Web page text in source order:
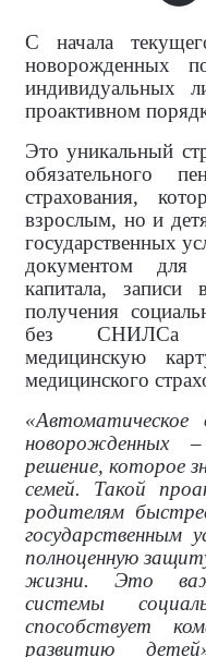
С начала
новорожденных
индивидуальных
проактивном
Это уникальный
обязательного
страхования,
взрослым, но и
государственных
документом для
капитала,
получения
без СНИЛСа
медицинскую
медицинского
новорожденных
решение, которое
семей. Такой
родителям
государственным
полноценную
жизни. Это
системы
способствует
развитию